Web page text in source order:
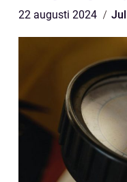
22 augusti 2024